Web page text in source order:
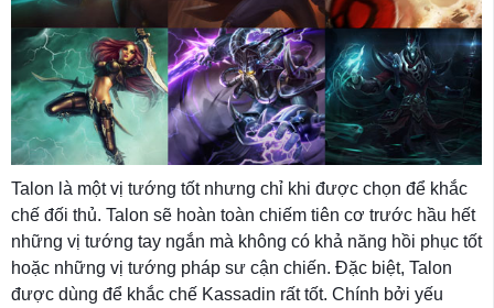
Talon là một vị tướng tốt nhưng chỉ khi được chọn để khắc
chế đối thủ. Talon sẽ hoàn toàn chiếm tiên cơ trước hầu hết
những vị tướng tay ngắn mà không có khả năng hồi phục tốt
hoặc những vị tướng pháp sư cận chiến. Đặc biệt, Talon
được dùng để khắc chế Kassadin rất tốt. Chính bởi yếu